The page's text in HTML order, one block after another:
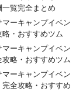
一覧完全まとめ
ーキャンプイベン
略・おすすめツム
ーキャンプイベン
攻略・おすすめツム
ーキャンプイベン
完全攻略・おすすめ